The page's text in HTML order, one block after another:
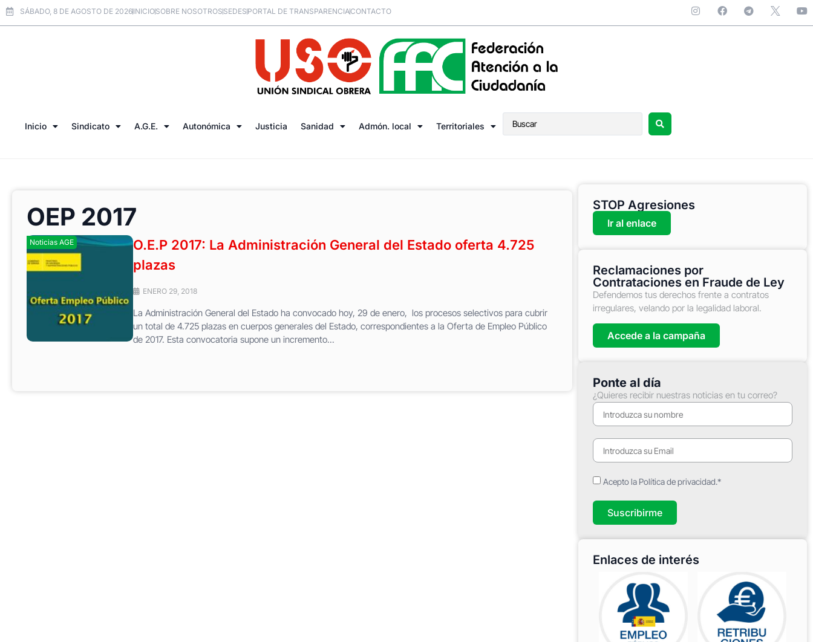
SÁBADO, 8 DE AGOSTO DE 2026INICIOSOBRE NOSOTROSSEDESPORTAL DE TRANSPARENCIACONTACTO
Inicio Sindicato A.G.E. Autonómica Justicia Sanidad Admón. local Territoriales
OEP 2017
Noticias AGE
O.E.P 2017: La Administración General del Estado oferta 4.725
plazas
ENERO 29, 2018
La Administración General del Estado ha convocado hoy, 29 de enero, los procesos selectivos para cubrir
un total de 4.725 plazas en cuerpos generales del Estado, correspondientes a la Oferta de Empleo Público
de 2017. Esta convocatoria supone un incremento...
STOP Agresiones
Ir al enlace
Reclamaciones por
Contrataciones en Fraude de Ley
Defendemos tus derechos frente a contratos
irregulares, velando por la legalidad laboral.
Accede a la campaña
Ponte al día
¿Quieres recibir nuestras noticias en tu correo?
Acepto la Política de privacidad.*
Suscribirme
Enlaces de interés